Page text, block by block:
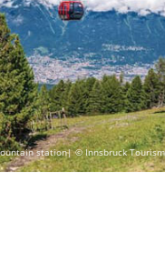
station| © Innsbruck